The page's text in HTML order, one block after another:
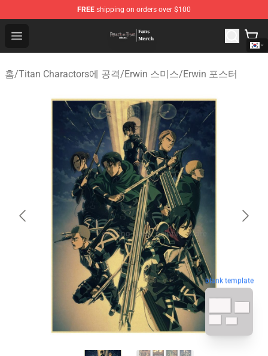
FREE shipping on orders over $100
Open menu
Attack On Titan Store - Official Attack On Titan
홈/Titan Charactors에 공격/Erwin 스미스/Erwin 포스터
blank template